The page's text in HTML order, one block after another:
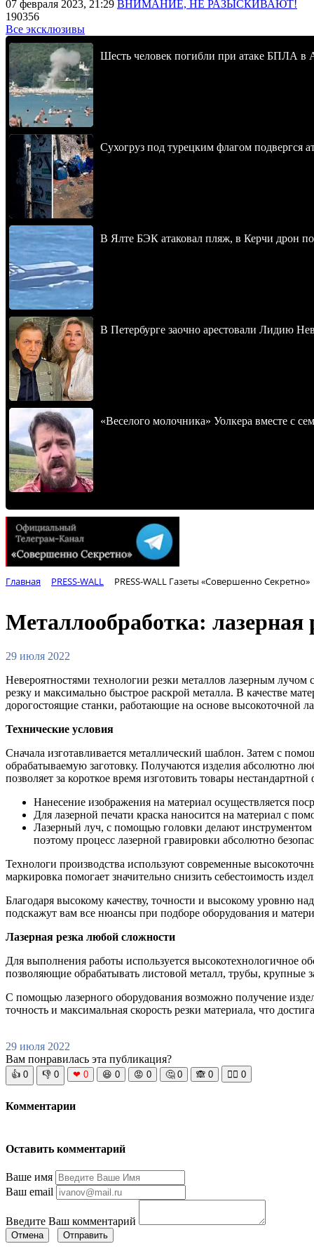
07 февраля 2023, 21:29 ВНИМАНИЕ, НЕ РАЗЫСКИВАЮТ!
190356
Все эксклюзивы
Шесть человек погибли при атаке БПЛА в
Сухогруз под турецким флагом подвергся
В Ялте БЭК атаковал пляж, в Керчи дрон
В Петербурге заочно арестовали Лидию
«Веселого молочника» Уолкера вместе с
Главная PRESS-WALL PRESS-WALL Газеты «Совершенно Секретно»
Металлообработка: лазерная
29 июля 2022
Невероятностями технологии резки металлов лазерным
резку и максимально быстрое раскрой металла. В качестве
дорогостоящие станки, работающие на основе высокоточной
Технические условия
Сначала изготавливается металлический шаблон. Затем с
обрабатываемую заготовку. Получаются изделия абсолютно
позволяет за короткое время изготовить товары
Нанесение изображения на материал осуществляется
Для лазерной печати краска наносится на материал с
Лазерный луч, с помощью головки делают инструментом
поэтому процесс лазерной гравировки абсолютно
Технологи производства используют современные
маркировка помогает значительно снизить себестоимость
Благодаря высокому качеству, точности и высокому уровню
подскажут вам все нюансы при подборе оборудования и
Лазерная резка любой сложности
Для выполнения работы используется высокотехнологичное
позволяющие обрабатывать листовой металл, трубы, крупные
С помощью лазерного оборудования возможно получение
точность и максимальная скорость резки материала, что
29 июля 2022
Вам понравилась эта публикация?
👍 0 👎 0 ❤ 0 😆 0 😡 0 🤔 0 🙈 0 🧘‍♀️ 0
Комментарии
Оставить комментарий
Ваше имя
Ваш email
Введите Ваш комментарий
Отмена Отправить